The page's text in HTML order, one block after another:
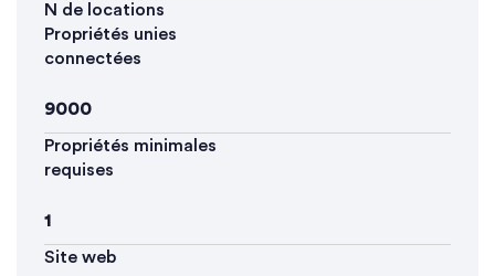
N de locations
Propriétés unies
connectées
9000
Propriétés minimales
requises
1
Site web